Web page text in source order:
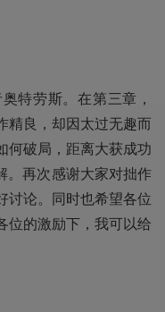
特劳斯。在第三章，
精良，却因太过无趣而
何破局，距离大获成功
。再次感谢大家对拙作
讨论。同时也希望各位
位的激励下，我可以给